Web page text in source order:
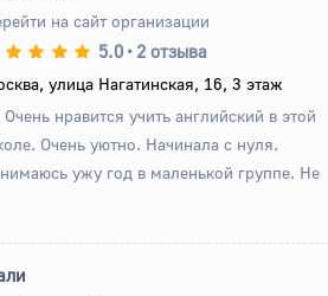
на сайт организации
5.0 • 2 отзыва
улица Нагатинская, 16, 3 этаж
Очень нравится учить английский в этой
Очень уютно. Начинала с нуля.
ужу год в маленькой группе. Не